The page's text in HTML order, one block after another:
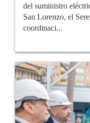
del suministro
San Lorenzo, el
coordinaci...